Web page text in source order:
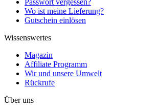
Wo ist meine Lieferung?
Gutschein einlösen
Wissenswertes
Magazin
Affiliate Programm
Wir und unsere Umwelt
Rückrufe
Über uns